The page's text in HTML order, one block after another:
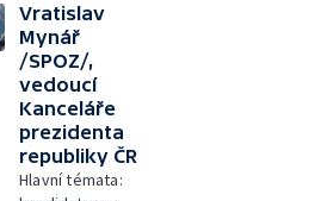
Vratislav
Mynář
/SPOZ/,
vedoucí
Kanceláře
prezidenta
republiky ČR
Hlavní témata: